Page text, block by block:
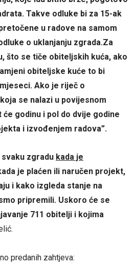
Takve odluke bi za 15-ak
u radove na samom
o uklanjanju zgrada.Za
što se tiče obiteljskih kuća, ako
obiteljske kuće to bi
Ako je riječ o
se nalazi u povijesnom
godinu i pol do dvije godine
i izvođenjem radova”.
zgradu kada je
je plaćen ili naručen projekt,
i kako izgleda stanje na
pripremili. Uskoro će se
711 obitelji i kojima
predanih zahtjeva: